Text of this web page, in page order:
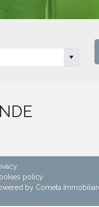
policy
by Cometa